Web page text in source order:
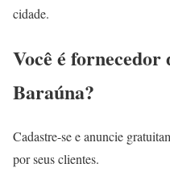
cidade.
Você é fornecedor
Baraúna?
Cadastre-se e anuncie
por seus clientes.